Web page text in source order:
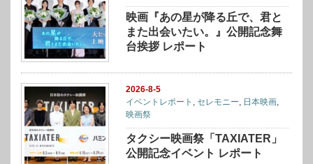
映画『あの星が降る丘で、君と
また出会いたい。』公開記念舞
台挨拶 レポート
2026-8-5
イベントレポート , セレモニー, 日本映画,
映画祭
タクシー映画祭「TAXIATER」
公開記念イベント レポート